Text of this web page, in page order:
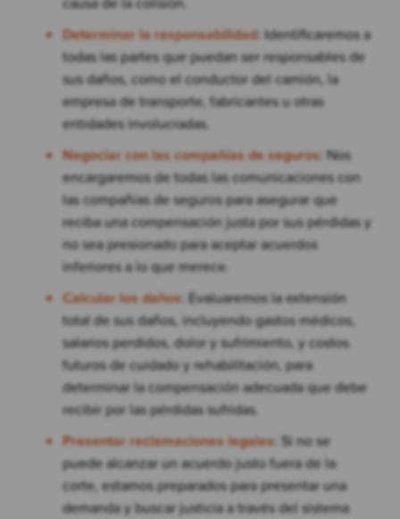
Determinar la responsabilidad: Identificaremos a
todas las partes que puedan ser responsables de
sus daños, como el conductor del camión, la
empresa de transporte, fabricantes u otras
entidades involucradas.
Negociar con las compañías de seguros: Nos
encargaremos de todas las comunicaciones con
las compañías de seguros para asegurar que
reciba una compensación justa por sus pérdidas y
no sea presionado para aceptar acuerdos
inferiores a lo que merece.
Calcular los daños: Evaluaremos la extensión
total de sus daños, incluyendo gastos médicos,
salarios perdidos, dolor y sufrimiento, y costos
futuros de cuidado y rehabilitación, para
determinar la compensación adecuada que debe
recibir por las pérdidas sufridas.
Presentar reclamaciones legales: Si no se
puede alcanzar un acuerdo justo fuera de la
corte, estamos preparados para presentar una
demanda y buscar justicia a través del sistema